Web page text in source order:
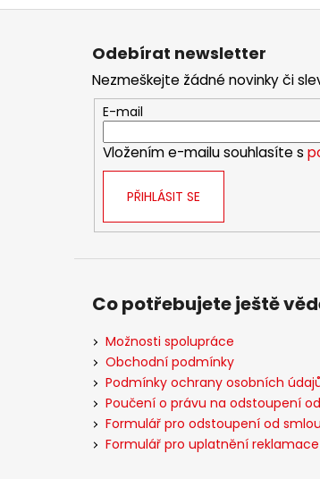
Z
Odebírat newsletter
Nezmeškejte žádné novinky či
E-mail
Vložením e-mailu souhlasíte s
PŘIHLÁSIT SE
Co potřebujete ještě
Možnosti spolupráce
Obchodní podmínky
Podmínky ochrany osobních
Poučení o právu na odstoupení
Formulář pro odstoupení od
Formulář pro uplatnění reklamace